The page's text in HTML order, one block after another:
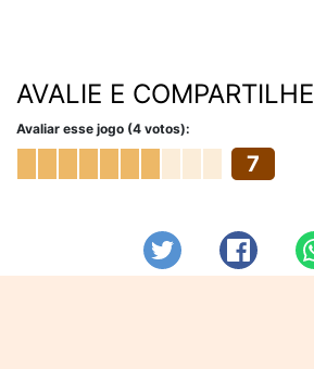
AVALIE E COMPARTILHE
Avaliar esse jogo (4 votos):
7